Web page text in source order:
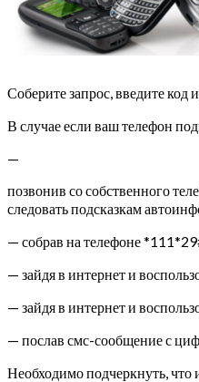
Соберите запрос, введите код
В случае если ваш телефон
—
позвонив со собственного
следовать подсказкам
— собрав на телефоне
— зайдя в интернет и
— зайдя в интернет и
— послав смс-сообщение с
Необходимо подчеркнуть, что